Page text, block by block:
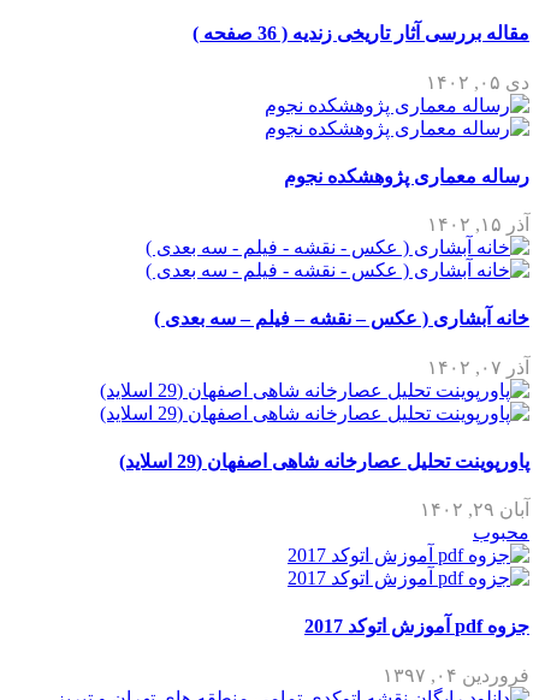
مقاله بررسی آثار تاریخی زندیه ( 36 صفحه )
دی ۰۵, ۱۴۰۲
رساله معماری پژوهشکده نجوم
آذر ۱۵, ۱۴۰۲
خانه آبشاری ( عکس – نقشه – فیلم – سه بعدی )
آذر ۰۷, ۱۴۰۲
پاورپوینت تحلیل عصارخانه شاهی اصفهان (29 اسلاید)
آبان ۲۹, ۱۴۰۲
محبوب
جزوه pdf آموزش اتوکد 2017
فروردین ۰۴, ۱۳۹۷